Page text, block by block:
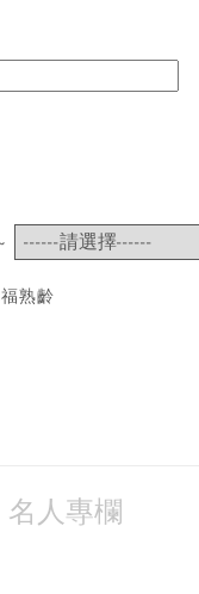
熟齡
名人專欄